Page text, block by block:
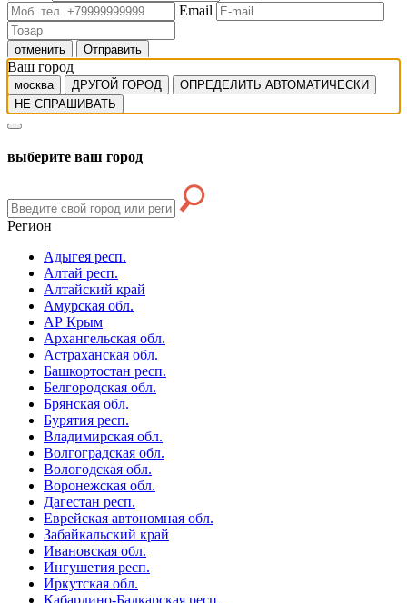
Email
отменить Отправить
Ваш город
москва ДРУГОЙ ГОРОД
ОПРЕДЕЛИТЬ АВТОМАТИЧЕСКИ
НЕ СПРАШИВАТЬ
выберите ваш город
Регион
Адыгея респ.
Алтай респ.
Алтайский край
Амурская обл.
АР Крым
Архангельская обл.
Астраханская обл.
Башкортостан респ.
Белгородская обл.
Брянская обл.
Бурятия респ.
Владимирская обл.
Волгоградская обл.
Вологодская обл.
Воронежская обл.
Дагестан респ.
Еврейская автономная обл.
Забайкальский край
Ивановская обл.
Ингушетия респ.
Иркутская обл.
Кабардино-Балкарская респ.